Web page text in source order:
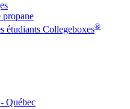
propane
étudiants Collegeboxes®
- Québec